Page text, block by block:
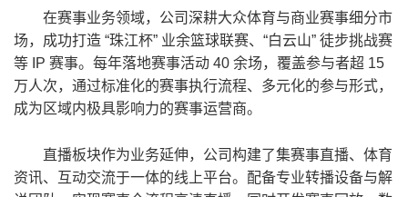
在赛事业务领域，公司深耕大众体育与商业赛事细分市
场，成功打造 “珠江杯” 业余篮球联赛、“白云山” 徒步挑战赛
等 IP 赛事。每年落地赛事活动 40 余场，覆盖参与者超 15
万人次，通过标准化的赛事执行流程、多元化的参与形式，
成为区域内极具影响力的赛事运营商。
直播板块作为业务延伸，公司构建了集赛事直播、体育
资讯、互动交流于一体的线上平台。配备专业转播设备与解